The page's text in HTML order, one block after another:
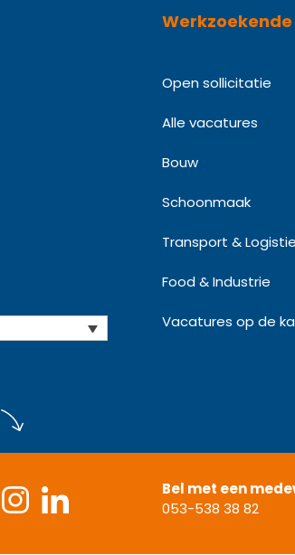
Werkzoekende
Open sollicitatie
Alle vacatures
Bouw
Schoonmaak
Transport &
Food & Industrie
Vacatures op de
Bel met een
053-538 38 82